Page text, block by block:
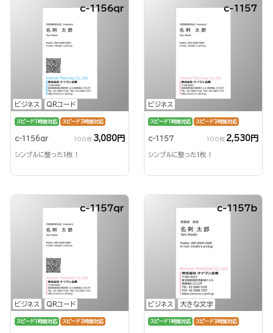
ビジネス QRコード
c-1156qr
スピード1時間対応 スピード3時間対応
c-1156qr 100枚 3,080円
シンプルに整った1枚！
ビジネス
c-1157
スピード1時間対応 スピード3時間対応
c-1157 100枚 2,530円
シンプルに整った1枚！
ビジネス QRコード
c-1157qr
スピード1時間対応 スピード3時間対応
ビジネス 大きな文字
c-1157b
スピード1時間対応 スピード3時間対応